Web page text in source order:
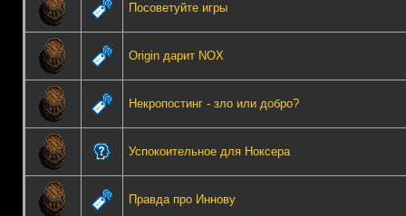
Посоветуйте игры
Origin дарит NOX
Некропостинг - зло или добро?
Успокоительное для Ноксера
Правда про Иннову